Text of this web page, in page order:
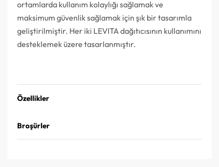
ortamlarda kullanım kolaylığı sağlamak ve
maksimum güvenlik sağlamak için şık bir tasarımla
geliştirilmiştir. Her iki LEVITA dağıtıcısının kullanımını
desteklemek üzere tasarlanmıştır.
Özellikler
Broşürler